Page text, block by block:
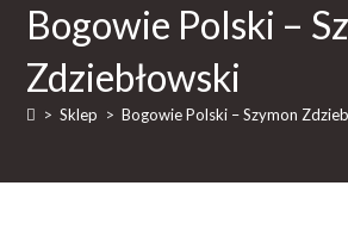
Bogowie Polski –
Zdziebłowski
> Sklep > Bogowie Polski – Szymon